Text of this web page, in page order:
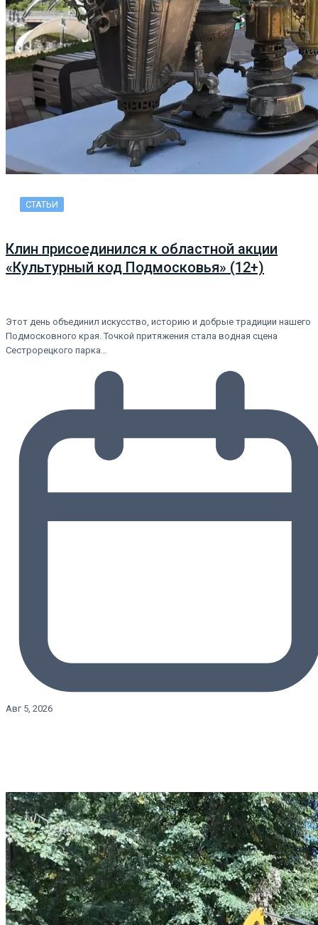
СТАТЬИ
Клин присоединился к областной акции
«Культурный код Подмосковья» (12+)
Этот день объединил искусство, историю и добрые традиции нашего
Подмосковного края. Точкой притяжения стала водная сцена
Сестрорецкого парка…
Авг 5, 2026